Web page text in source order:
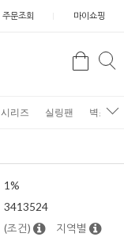
주문조회 마이쇼핑
검
시리즈 실링팬 벽조명
1%
3413524
(조건) 지역별